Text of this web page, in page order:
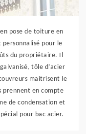
pose de toiture en
pour le
du propriétaire. Il
tôle d’acier
maitrisent le
prennent en compte
de condensation et
pour bac acier.